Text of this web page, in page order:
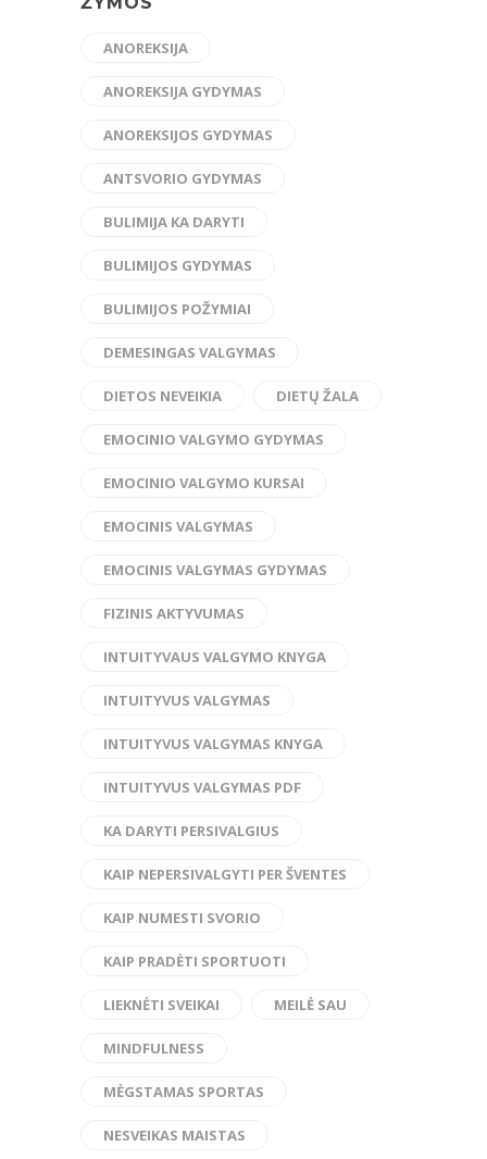
ANOREKSIJA
ANOREKSIJA GYDYMAS
ANOREKSIJOS GYDYMAS
ANTSVORIO GYDYMAS
BULIMIJA KA DARYTI
BULIMIJOS GYDYMAS
BULIMIJOS POŽYMIAI
DEMESINGAS VALGYMAS
DIETOS NEVEIKIA DIETŲ ŽALA
EMOCINIO VALGYMO GYDYMAS
EMOCINIO VALGYMO KURSAI
EMOCINIS VALGYMAS
EMOCINIS VALGYMAS GYDYMAS
FIZINIS AKTYVUMAS
INTUITYVAUS VALGYMO KNYGA
INTUITYVUS VALGYMAS
INTUITYVUS VALGYMAS KNYGA
INTUITYVUS VALGYMAS PDF
KA DARYTI PERSIVALGIUS
KAIP NEPERSIVALGYTI PER ŠVENTES
KAIP NUMESTI SVORIO
KAIP PRADĖTI SPORTUOTI
LIEKNĖTI SVEIKAI MEILĖ SAU
MINDFULNESS
MĖGSTAMAS SPORTAS
NESVEIKAS MAISTAS